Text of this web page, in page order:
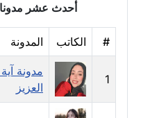
عاملة
مدونة رانيا
عاملة
أحدث عشر
# الكاتب المدونة
1
مدونة
العزيز